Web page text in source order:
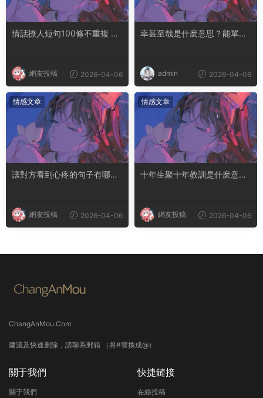
情話撩人短句100條不重複 土
網友投稿 2026-04-06
幸甚至哉是什麽意思？能單獨
admin 2026-04-06
情感文章
讓對方看到心疼的句子有哪
網友投稿 2026-04-06
情感文章
十年生聚十年教訓是什麽意思
網友投稿 2026-04-06
ChangAnMou.Com
建議及快速删除，請聯系郵箱 （将#替換成@）
關于我們
關于我們
快捷鏈接
在線投稿